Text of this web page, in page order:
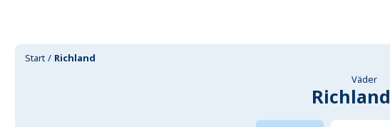
Start Richland
Väder
Richland